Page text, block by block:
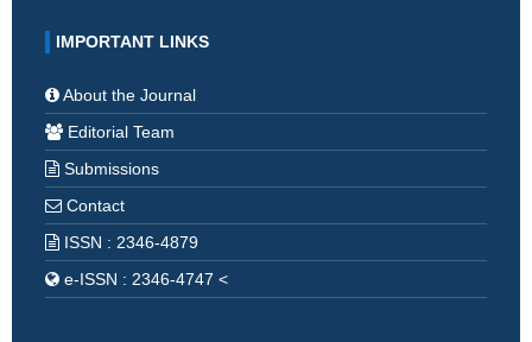
IMPORTANT LINKS
About the Journal
Editorial Team
Submissions
Contact
ISSN : 2346-4879
e-ISSN : 2346-4747 <